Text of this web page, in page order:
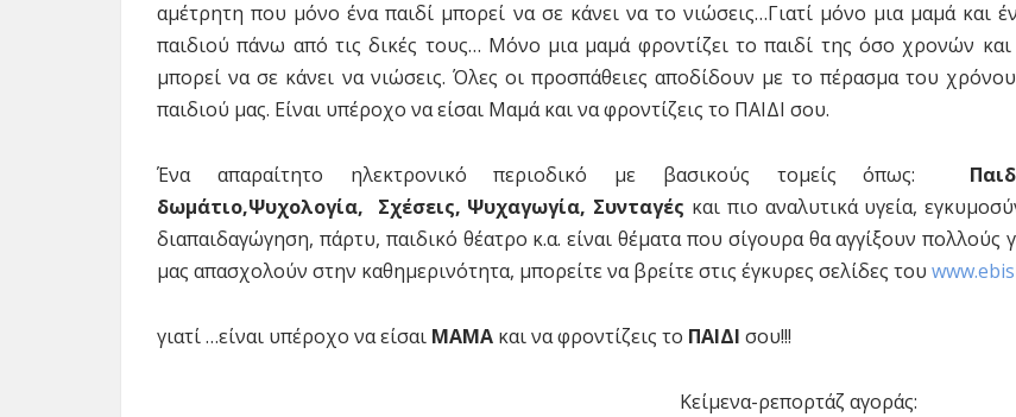
αμέτρητη που μόνο ένα παιδί μπορεί να σε κάνει να το νιώσεις…Γιατί μόνο μια μαμά και
παιδιού πάνω από τις δικές τους… Μόνο μια μαμά φροντίζει το παιδί της όσο χρονών
μπορεί να σε κάνει να νιώσεις. Όλες οι προσπάθειες αποδίδουν με το πέρασμα του
παιδιού μας. Είναι υπέροχο να είσαι Μαμά και να φροντίζεις το ΠΑΙΔΙ σου.
Ένα απαραίτητο ηλεκτρονικό περιοδικό με βασικούς τομείς όπως:
δωμάτιο,Ψυχολογία, Σχέσεις, Ψυχαγωγία, Συνταγές και πιο αναλυτικά υγεία,
διαπαιδαγώγηση, πάρτυ, παιδικό θέατρο κ.α. είναι θέματα που σίγουρα θα αγγίξουν πολλούς
μας απασχολούν στην καθημερινότητα, μπορείτε να βρείτε στις έγκυρες σελίδες του
γιατί …είναι υπέροχο να είσαι MAMA και να φροντίζεις το ΠΑΙΔΙ σου!!!
Κείμενα-ρεπορτάζ αγοράς: